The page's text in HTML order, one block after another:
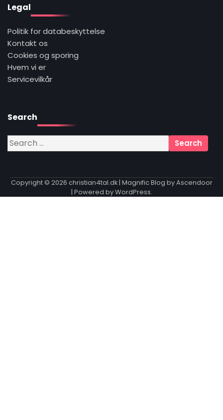
Legal
Politik for databeskyttelse
Kontakt os
Cookies og sporing
Hvem vi er
Servicevilkår
Search
Search
for:
Copyright © 2026 christian4tal.dk| Magnific Blog byAscendoor
| Powered byWordPress.